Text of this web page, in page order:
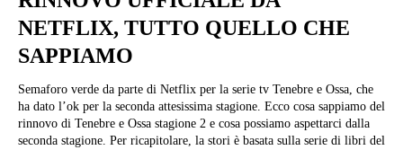
NETFLIX, TUTTO QUELLO CHE
SAPPIAMO
Semaforo verde da parte di Netflix per la serie tv Tenebre e Ossa, che
ha dato l’ok per la seconda attesissima stagione. Ecco cosa sappiamo del
rinnovo di Tenebre e Ossa stagione 2 e cosa possiamo aspettarci dalla
seconda stagione. Per ricapitolare, la stori è basata sulla serie di libri del